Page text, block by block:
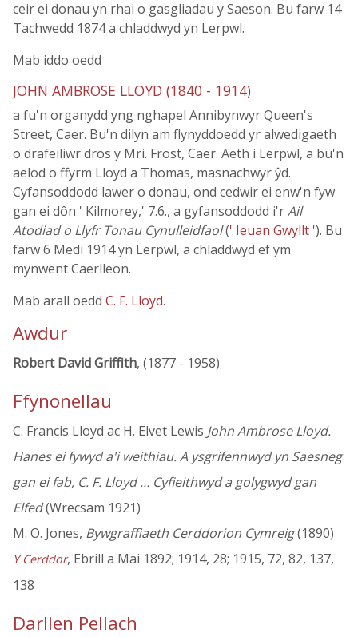
ceir ei donau yn rhai o gasgliadau y Saeson. Bu farw 14
Tachwedd 1874 a chladdwyd yn Lerpwl.
Mab iddo oedd
JOHN AMBROSE LLOYD (1840 - 1914)
a fu'n organydd yng nghapel Annibynwyr Queen's
Street, Caer. Bu'n dilyn am flynyddoedd yr alwedigaeth
o drafeiliwr dros y Mri. Frost, Caer. Aeth i Lerpwl, a bu'n
aelod o ffyrm Lloyd a Thomas, masnachwyr ŷd.
Cyfansoddodd lawer o donau, ond cedwir ei enw'n fyw
gan ei dôn ' Kilmorey,' 7.6., a gyfansoddodd i'rAil
Atodiad o Llyfr Tonau Cynulleidfaol(' Ieuan Gwyllt '). Bu
farw 6 Medi 1914 yn Lerpwl, a chladdwyd ef ym
mynwent Caerlleon.
Mab arall oedd C. F. Lloyd.
Awdur
Robert David Griffith, (1877 - 1958)
Ffynonellau
C. Francis Lloyd ac H. Elvet Lewis John Ambrose Lloyd.
Hanes ei fywyd a'i weithiau. A ysgrifennwyd yn Saesneg
gan ei fab, C. F. Lloyd … Cyfieithwyd a golygwyd gan
Elfed(Wrecsam 1921)
M. O. Jones, Bywgraffiaeth Cerddorion Cymreig(1890)
Y Cerddor, Ebrill a Mai 1892; 1914, 28; 1915, 72, 82, 137,
138
Darllen Pellach